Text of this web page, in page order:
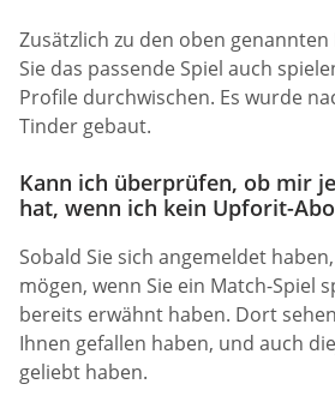
Zusätzlich zu den oben
Sie das passende Spiel auch
Profile durchwischen. Es wurde
Tinder gebaut.
Kann ich überprüfen, ob mir
hat, wenn ich kein Upforit-
Sobald Sie sich angemeldet
mögen, wenn Sie ein Match-Spiel
bereits erwähnt haben. Dort
Ihnen gefallen haben, und auch
geliebt haben.